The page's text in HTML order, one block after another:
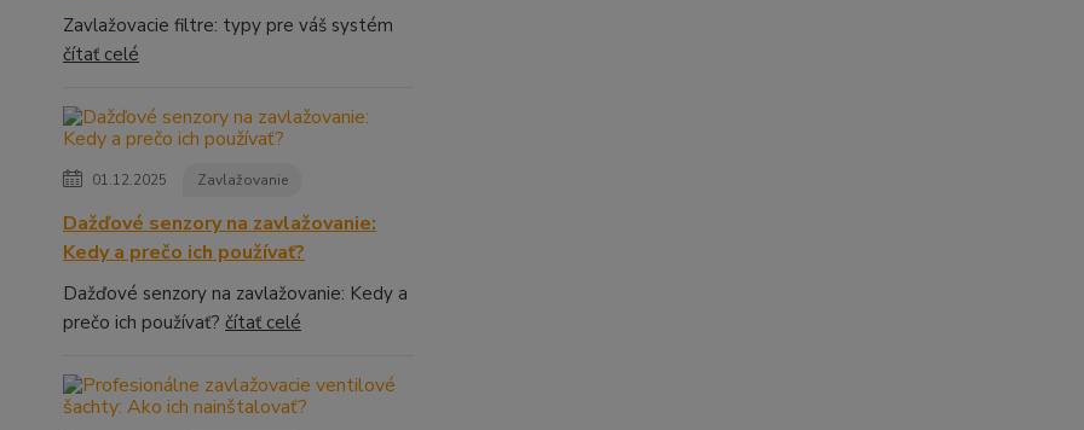
Zavlažovacie filtre: typy pre váš systém
čítať celé
01.12.2025 Zavlažovanie
Dažďové senzory na zavlažovanie:
Kedy a prečo ich používať?
Dažďové senzory na zavlažovanie: Kedy a
prečo ich používať? čítať celé